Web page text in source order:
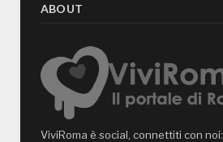
ABOUT
ViviRoma è social, connettiti con noi: